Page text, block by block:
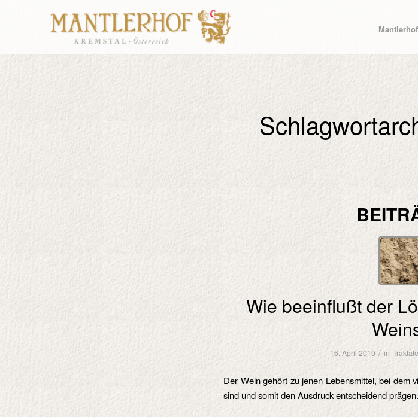
Mantlerhof
Wie beeinflußt der
16. April 2019 / in Traktate
Der Wein gehört zu jenen Lebensmittel, bei dem
sind und somit den Ausdruck entscheidend prägen.